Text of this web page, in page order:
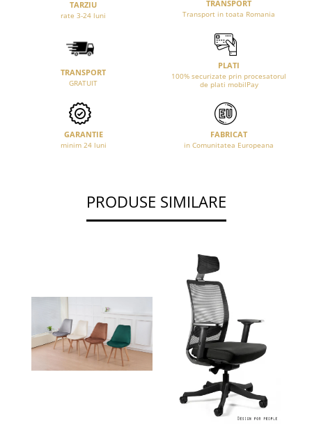
TARZIU
rate 3-24 luni
TRANSPORT
Transport in toata Romania
TRANSPORT
GRATUIT
PLATI
100% securizate prin procesatorul
de plati mobilPay
GARANTIE
minim 24 luni
FABRICAT
in Comunitatea Europeana
PRODUSE SIMILARE